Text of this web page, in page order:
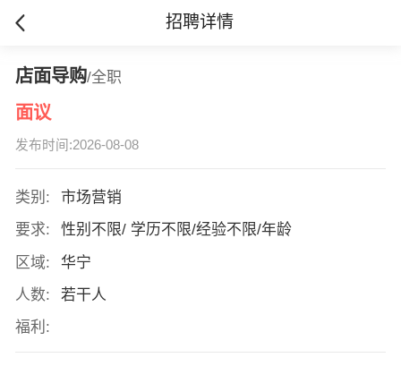
招聘详情
店面导购/全职
面议
发布时间:2026-08-08
类别:
市场营销
要求:
性别不限/ 学历不限/经验不限/年龄
区域:
华宁
人数:
若干人
福利: